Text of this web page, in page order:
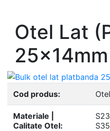
Otel Lat
25x14mm
Cod produs:
Materiale |
Calitate Otel: